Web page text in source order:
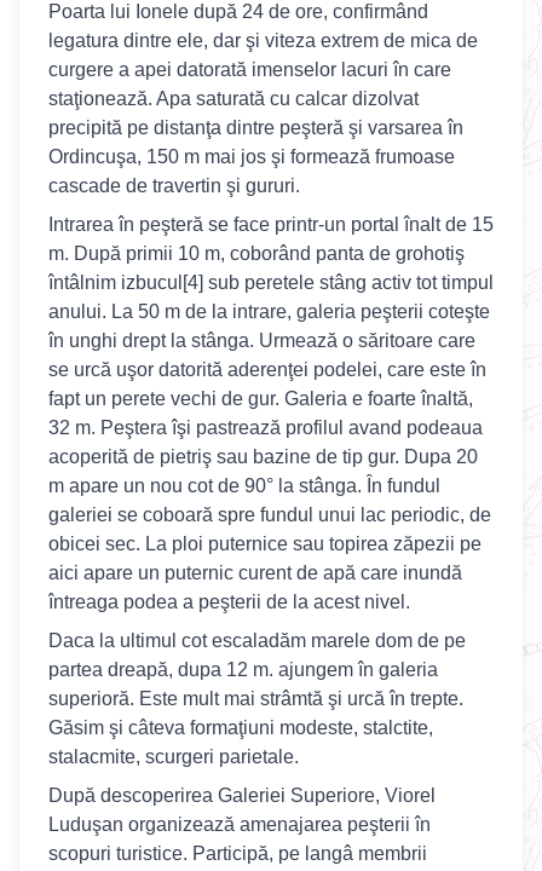
Poarta lui Ionele după 24 de ore, confirmând
legatura dintre ele, dar şi viteza extrem de mica de
curgere a apei datorată imenselor lacuri în care
staţionează. Apa saturată cu calcar dizolvat
precipită pe distanţa dintre peşteră şi varsarea în
Ordincuşa, 150 m mai jos şi formează frumoase
cascade de travertin şi gururi.
Intrarea în peşteră se face printr-un portal înalt de 15
m. După primii 10 m, coborând panta de grohotiş
întâlnim izbucul[4] sub peretele stâng activ tot timpul
anului. La 50 m de la intrare, galeria peşterii coteşte
în unghi drept la stânga. Urmează o săritoare care
se urcă uşor datorită aderenţei podelei, care este în
fapt un perete vechi de gur. Galeria e foarte înaltă,
32 m. Peştera îşi pastrează profilul avand podeaua
acoperită de pietriş sau bazine de tip gur. Dupa 20
m apare un nou cot de 90° la stânga. În fundul
galeriei se coboară spre fundul unui lac periodic, de
obicei sec. La ploi puternice sau topirea zăpezii pe
aici apare un puternic curent de apă care inundă
întreaga podea a peşterii de la acest nivel.
Daca la ultimul cot escaladăm marele dom de pe
partea dreapă, dupa 12 m. ajungem în galeria
superioră. Este mult mai strâmtă şi urcă în trepte.
Găsim şi câteva formaţiuni modeste, stalctite,
stalacmite, scurgeri parietale.
După descoperirea Galeriei Superiore, Viorel
Luduşan organizează amenajarea peşterii în
scopuri turistice. Participă, pe langâ membrii